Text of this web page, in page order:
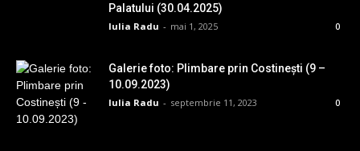
Palatului (30.04.2025)
Iulia Radu - mai 1, 2025 0
Galerie foto: Plimbare prin Costinești (9 –
10.09.2023)
Iulia Radu - septembrie 11, 2023 0